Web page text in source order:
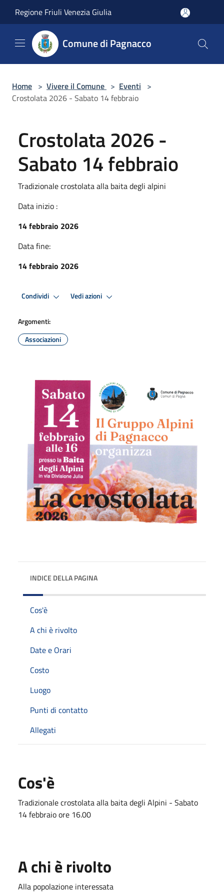
Regione Friuli Venezia Giulia
Comune di Pagnacco
Home > Vivere il Comune > Eventi >
Crostolata 2026 - Sabato 14 febbraio
Crostolata 2026 -
Sabato 14 febbraio
Tradizionale crostolata alla baita degli alpini
Data inizio :
14 febbraio 2026
Data fine:
14 febbraio 2026
Condividi Vedi azioni
Argomenti:
Associazioni
INDICE DELLA PAGINA
Cos'è
A chi è rivolto
Date e Orari
Costo
Luogo
Punti di contatto
Allegati
Cos'è
Tradizionale crostolata alla baita degli Alpini - Sabato
14 febbraio ore 16.00
A chi è rivolto
Alla popolazione interessata